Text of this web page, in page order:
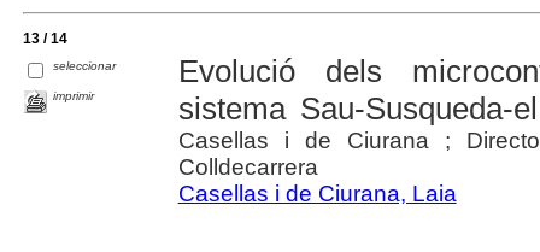
13 / 14
seleccionar
imprimir
Evolució dels
sistema Sau-Susqueda-
Casellas i de Ciurana ;
Colldecarrera
Casellas i de Ciurana, Laia